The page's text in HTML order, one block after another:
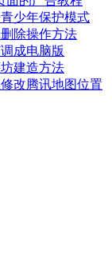
少年保护模式
除操作方法
成电脑版
建造方法
改腾讯地图位置